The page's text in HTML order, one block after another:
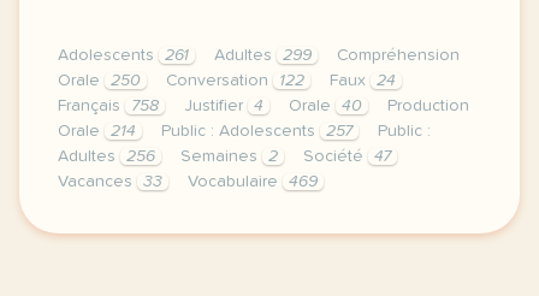
Adolescents 261 Adultes 299
Compréhension
Orale
250 Conversation 122 Faux
24
Français
758 Justifier 4 Orale 40
Production
Orale
214 Public : Adolescents 257
Public :
Adultes
256 Semaines 2 Société
47
Vacances
33 Vocabulaire 469
duree 1 heure niveau b1 b2 public adolescents